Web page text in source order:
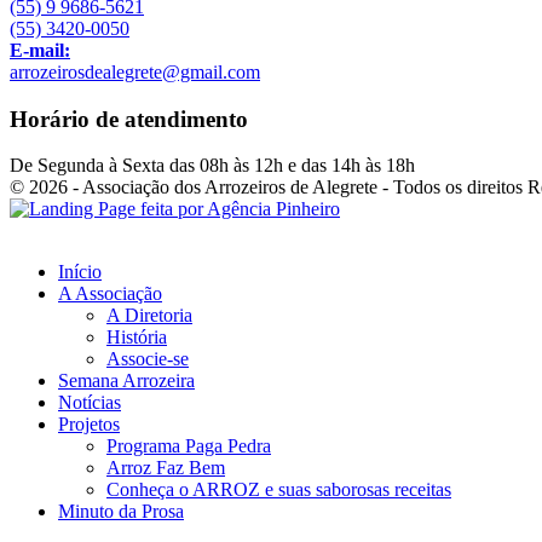
(55) 9 9686-5621
(55) 3420-0050
E-mail:
arrozeirosdealegrete@gmail.com
Horário de atendimento
De Segunda à Sexta das 08h às 12h e das 14h às 18h
© 2026 - Associação dos Arrozeiros de Alegrete - Todos os direitos
Início
A Associação
A Diretoria
História
Associe-se
Semana Arrozeira
Notícias
Projetos
Programa Paga Pedra
Arroz Faz Bem
Conheça o ARROZ e suas saborosas receitas
Minuto da Prosa